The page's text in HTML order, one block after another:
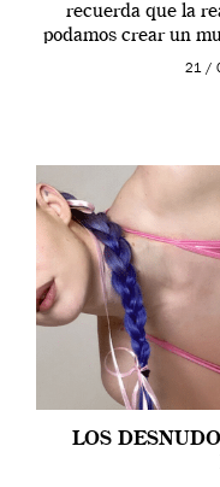
recuerda que la
podamos crear un
que los
21 /
LOS